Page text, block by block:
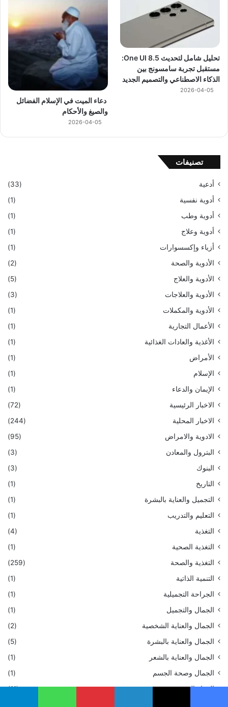
تحليل شامل لتحديث One UI 8.5:
مستقبل تجربة سامسونج بين
الذكاء الاصطناعي والتصميم الجديد
2026-04-05
دعاء الميت في الإسلام الفضائل
والصيغ والأحكام
2026-04-05
تصنيفات
أدعية
(33)
أدوية نفسية
(1)
أدوية وطب
(1)
أدوية وعلاج
(1)
أزياء وإكسسوارات
(1)
الأدوية والصحة
(2)
الأدوية والعلاج
(5)
الأدوية والعلاجات
(3)
الأدوية والمكملات
(1)
الأعمال التجارية
(1)
الأغذية والعادات الغذائية
(1)
الأمراض
(1)
الإسلام
(1)
الإيمان والدعاء
(1)
الاخبار الرئيسية
(72)
الاخبار المحلية
(244)
الادوية والامراض
(95)
البترول والمعادن
(3)
البنوك
(3)
التاريخ
(1)
التجميل والعناية بالبشرة
(1)
التعليم والتدريب
(1)
التغذية
(4)
التغذية الصحية
(1)
التغذية والصحة
(259)
التنمية الذاتية
(1)
الجراحة التجميلية
(1)
الجمال والتجميل
(1)
الجمال والعناية الشخصية
(2)
الجمال والعناية بالبشرة
(5)
الجمال والعناية بالشعر
(1)
الجمال وصحة الجسم
(1)
الجهاز الهضمي
(11)